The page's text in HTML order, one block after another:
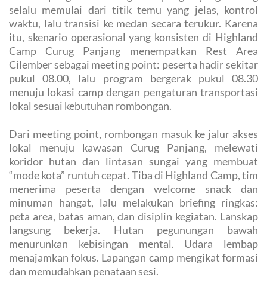
selalu memulai dari titik temu yang jelas, kontrol
waktu, lalu transisi ke medan secara terukur. Karena
itu, skenario operasional yang konsisten di Highland
Camp Curug Panjang menempatkan Rest Area
Cilember sebagai meeting point: peserta hadir sekitar
pukul 08.00, lalu program bergerak pukul 08.30
menuju lokasi camp dengan pengaturan transportasi
lokal sesuai kebutuhan rombongan.
Dari meeting point, rombongan masuk ke jalur akses
lokal menuju kawasan Curug Panjang, melewati
koridor hutan dan lintasan sungai yang membuat
“mode kota” runtuh cepat. Tiba di Highland Camp, tim
menerima peserta dengan welcome snack dan
minuman hangat, lalu melakukan briefing ringkas:
peta area, batas aman, dan disiplin kegiatan. Lanskap
langsung bekerja. Hutan pegunungan bawah
menurunkan kebisingan mental. Udara lembap
menajamkan fokus. Lapangan camp mengikat formasi
dan memudahkan penataan sesi.